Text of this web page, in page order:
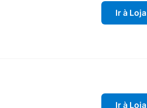
Ir à Loja
Ir à Loja